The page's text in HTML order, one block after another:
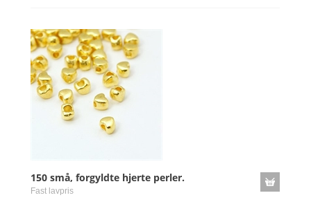
150 små, forgyldte hjerte perler.
Fast lavpris